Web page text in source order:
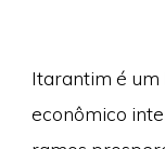
Itarantim é um
econômico